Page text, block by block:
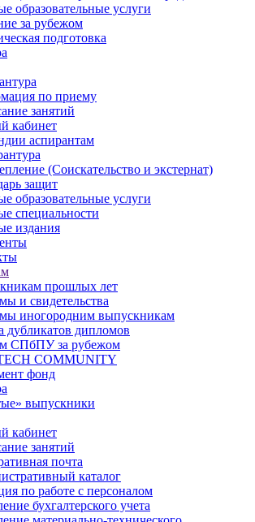
образовательные услуги
за рубежом
подготовка
по приему
занятий
кабинет
аспирантам
(Соискательство и экстернат)
защит
образовательные услуги
специальности
издания
прошлых лет
и свидетельства
иногородним выпускникам
дубликатов дипломов
СПбПУ за рубежом
COMMUNITY
фонд
выпускники
кабинет
занятий
почта
каталог
по работе с персоналом
бухгалтерского учета